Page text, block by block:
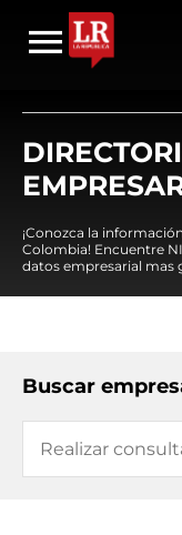
¡Conozca la
Colombia! Encuentre
datos empresarial mas
Buscar